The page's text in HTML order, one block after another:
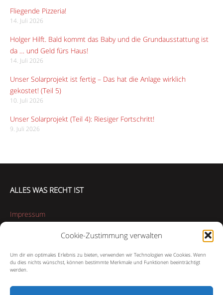
Cookie-Zustimmung verwalten
Um dir ein optimales Erlebnis zu bieten, verwenden wir Technologien wie Cookies. Wenn
du dies nichts wünschst, können bestimmte Merkmale und Funktionen beeinträchtigt
werden.
Fliegende Pizzeria!
14. Juli 2026
Holger Hilft. Bald kommt das Baby und die Grundausstattung ist
da … und Geld fürs Haus!
14. Juli 2026
Unser Solarprojekt ist fertig – Das hat die Anlage wirklich
gekostet! (Teil 5)
10. Juli 2026
Unser Solarprojekt (Teil 4): Riesiger Fortschritt!
9. Juli 2026
ALLES WAS RECHT IST
Impressum
Datenschutzerklärung
Cookie-Richtlinie (EU)